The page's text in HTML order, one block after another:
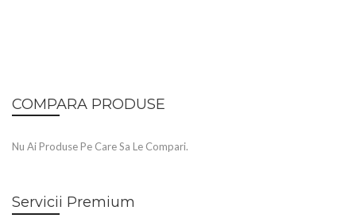
COMPARA PRODUSE
Nu Ai Produse Pe Care Sa Le Compari.
Servicii Premium